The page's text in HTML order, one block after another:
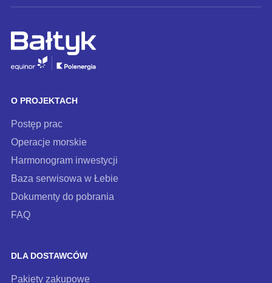
mail
zapisz
O PROJEKTACH
Postęp prac
Operacje morskie
Harmonogram inwestycji
Baza serwisowa w Łebie
Dokumenty do pobrania
FAQ
DLA DOSTAWCÓW
Pakiety zakupowe